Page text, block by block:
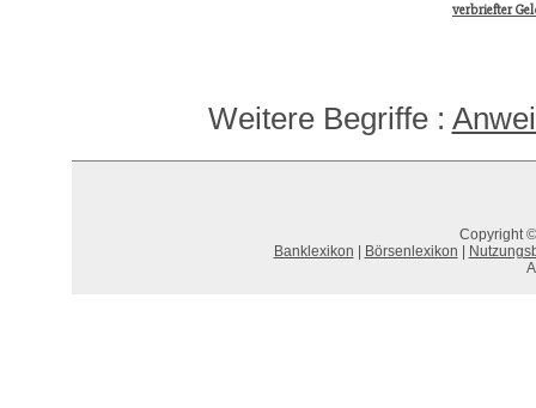
verbriefter
Weitere Begriffe :
Copyright
Banklexikon
Börsenlexikon